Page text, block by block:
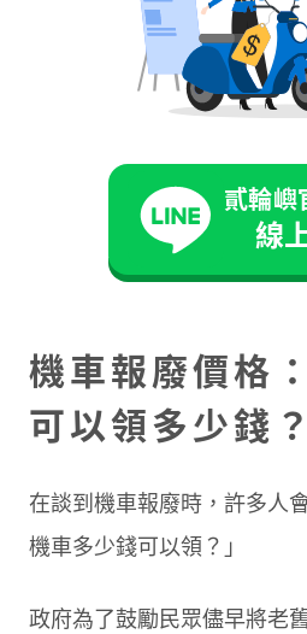
貳輪嶼
線
除了機車報廢其實你還
擊以下按鈕免費諮詢，
務！
免費諮
機車報廢價格
可以領多少錢？
在談到機車報廢時，許多人
機車多少錢可以領？」
政府為了鼓勵民眾儘早將老